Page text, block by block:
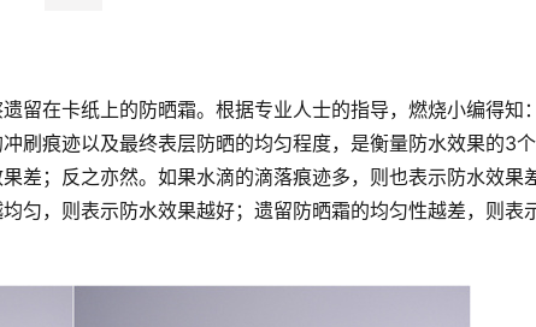
留在卡纸上的防晒霜。根据专业人士的指导，燃烧小编得知
刷痕迹以及最终表层防晒的均匀程度，是衡量防水效果的3
差；反之亦然。如果水滴的滴落痕迹多，则也表示防水效果
匀，则表示防水效果越好；遗留防晒霜的均匀性越差，则表